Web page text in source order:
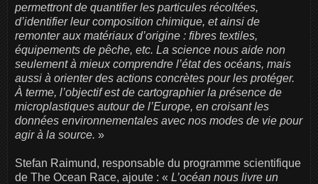
permettront de quantifier les particules récoltées,
d’identifier leur composition chimique, et ainsi de
remonter aux matériaux d’origine : fibres textiles,
équipements de pêche, etc. La science nous aide non
seulement à mieux comprendre l’état des océans, mais
aussi à orienter des actions concrètes pour les protéger.
À terme, l’objectif est de cartographier la présence de
microplastiques autour de l’Europe, en croisant les
données environnementales avec nos modes de vie pour
agir à la source. »
Stefan Raimund, responsable du programme scientifique
de The Ocean Race, ajoute : « L’océan nous livre un